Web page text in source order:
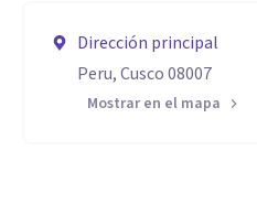
Dirección principal
Peru, Cusco 08007
Mostrar en el mapa